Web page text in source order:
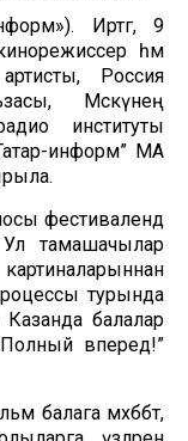
Иртәгә, 9
һәм
Россия
Мәскәүнең
институты
информ” МА
фестивалендә
тамашачылар
турында
Казанда балалар
вперед!”
балага мәхәббәт,